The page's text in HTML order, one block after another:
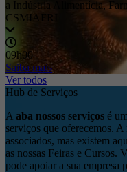
a Indústria Alimentícia,
CSMIAFRI
09h00
Saiba mais
Ver todos
Hub de Serviços
A aba nossos serviços é
serviços que oferecemos.
associados, mas existem
as nossas Feiras e
pode apoiar a sua empresa